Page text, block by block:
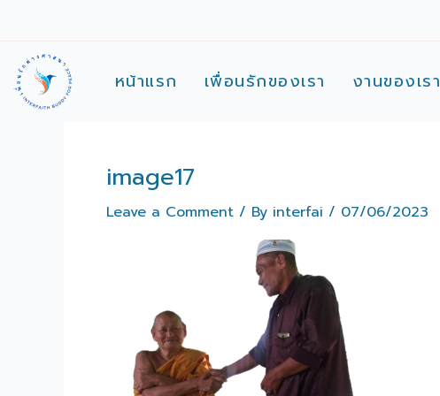
content
หน้าแรก เพื่อนรักของเรา งานของเรา
image17
Leave a Comment / By interfai / 07/06/2023